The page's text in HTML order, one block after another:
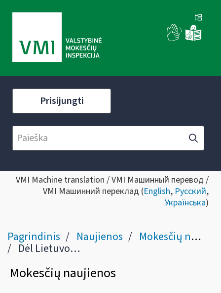
Prisijungti
VMI Machine translation / VMI Машинный перевод /
VMI Машинний переклад (English, Русский,
Українська)
Pagrindinis Naujienos Mokesčių naujienos
Dėl Lietuvos Respublikos Pelno mokesčio įstatymo apibendrinto paaiškinimo (komentaro) 12 straipsnio 19 punkto pakeitimo ir papildymo nauju 20 punktu
Mokesčių naujienos